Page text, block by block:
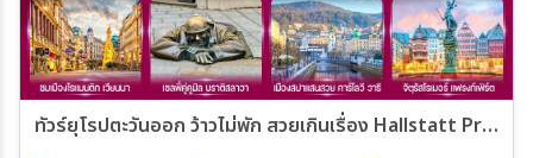
ทัวร์ยุโรปตะวันออก ว้าวไม่พัก สวยเกินเรื่อง Hallstatt Prague 8วัน 5คืน (DE)